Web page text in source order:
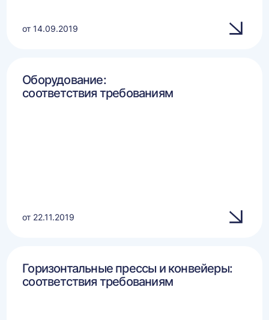
от 14.09.2019
Оборудование:
соответствия требованиям
от 22.11.2019
Горизонтальные прессы и конвейеры:
соответствия требованиям